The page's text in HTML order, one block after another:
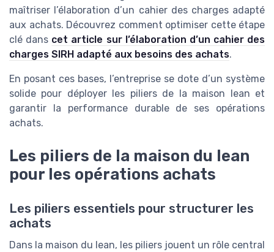
maîtriser l’élaboration d’un cahier des charges adapté
aux achats. Découvrez comment optimiser cette étape
clé dans cet article sur l’élaboration d’un cahier des
charges SIRH adapté aux besoins des achats.
En posant ces bases, l’entreprise se dote d’un système
solide pour déployer les piliers de la maison lean et
garantir la performance durable de ses opérations
achats.
Les piliers de la maison du lean
pour les opérations achats
Les piliers essentiels pour structurer les
achats
Dans la maison du lean, les piliers jouent un rôle central